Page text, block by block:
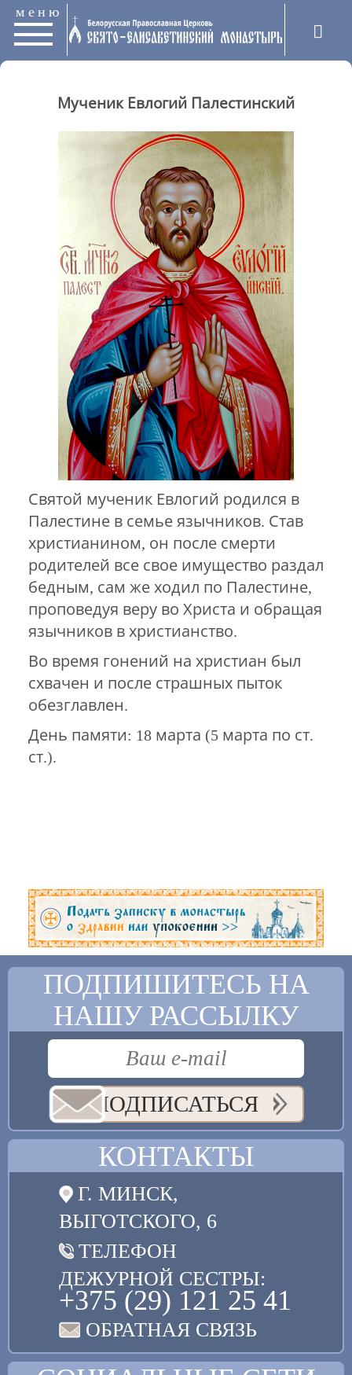
меню
Мученик Евлогий Палестинский
Святой мученик Евлогий родился в
Палестине в семье язычников. Став
христианином, он после смерти
родителей все свое имущество раздал
бедным, сам же ходил по Палестине,
проповедуя веру во Христа и обращая
язычников в христианство.
Во время гонений на христиан был
схвачен и после страшных пыток
обезглавлен.
День памяти: 18 марта (5 марта по ст.
ст.).
ПОДПИШИТЕСЬ НА
НАШУ РАССЫЛКУ
ПОДПИСАТЬСЯ
КОНТАКТЫ
Г. МИНСК,
ВЫГОТСКОГО, 6
ТЕЛЕФОН
ДЕЖУРНОЙ СЕСТРЫ:
+375 (29) 121 25 41
ОБРАТНАЯ СВЯЗЬ